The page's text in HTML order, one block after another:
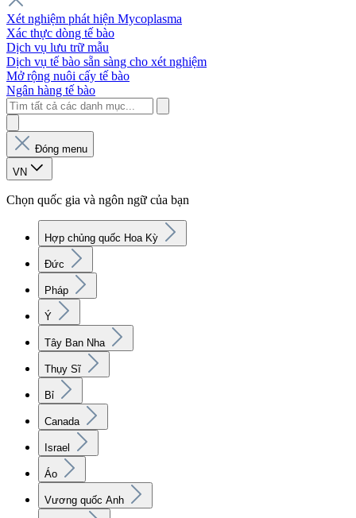
Xét nghiệm phát hiện Mycoplasma
Xác thực dòng tế bào
Dịch vụ lưu trữ mẫu
Dịch vụ tế bào sẵn sàng cho xét nghiệm
Mở rộng nuôi cấy tế bào
Ngân hàng tế bào
Đóng menu
VN
Chọn quốc gia và ngôn ngữ của bạn
Hợp chủng quốc Hoa Kỳ
Đức
Pháp
Ý
Tây Ban Nha
Thụy Sĩ
Bỉ
Canada
Israel
Áo
Vương quốc Anh